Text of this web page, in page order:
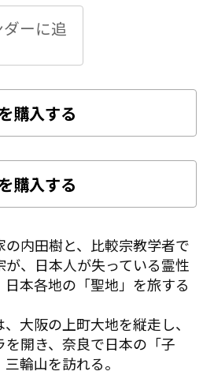
ーに追
購入する
購入する
内田樹と、比較宗教学者で
、日本人が失っている霊性
本各地の「聖地」を旅する
大阪の上町大地を縦走し、
開き、奈良で日本の「子
輪山を訪れる。